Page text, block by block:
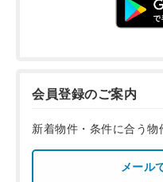
会員登録のご案内
新着物件・条件に合う物
メール